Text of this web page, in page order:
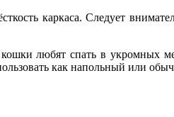
каркаса. Следует
любят спать в укромных
как напольный или